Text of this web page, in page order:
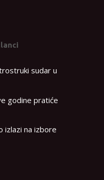
sudar u
godine pratiće
izlazi na izbore